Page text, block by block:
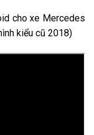
cho xe Mercedes
kiểu cũ 2018)